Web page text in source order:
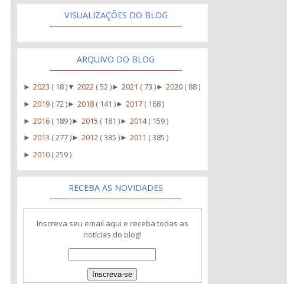
VISUALIZAÇÕES DO BLOG
ARQUIVO DO BLOG
►2023 ( 18 ) ▼2022 ( 52 )►2021 ( 73 )►2020 ( 88 )
►2019 ( 72 )►2018 ( 141 )►2017 ( 168 )
►2016 ( 189 )►2015 ( 181 )►2014( 159 )
►2013 ( 277 )►2012 ( 385 )►2011 ( 385 )
►2010 ( 259 )
RECEBA AS NOVIDADES
Inscreva seu email aqui e receba todas as
notícias do blog!